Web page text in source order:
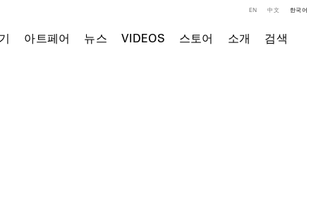
아트페어 뉴스 VIDEOS 스토어 소개 검색
EN 中文 한국어